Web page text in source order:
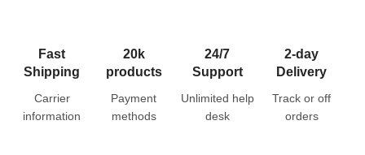
Fast
Shipping
Carrier
information
20k
products
Payment
methods
24/7
Support
Unlimited help
desk
2-day
Delivery
Track or off
orders